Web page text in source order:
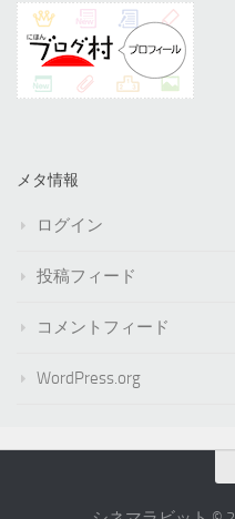
メタ情報
ログイン
投稿フィード
コメントフィード
WordPress.org